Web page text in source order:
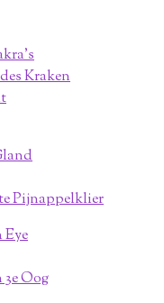
Kraken
Pijnappelklier
Oog